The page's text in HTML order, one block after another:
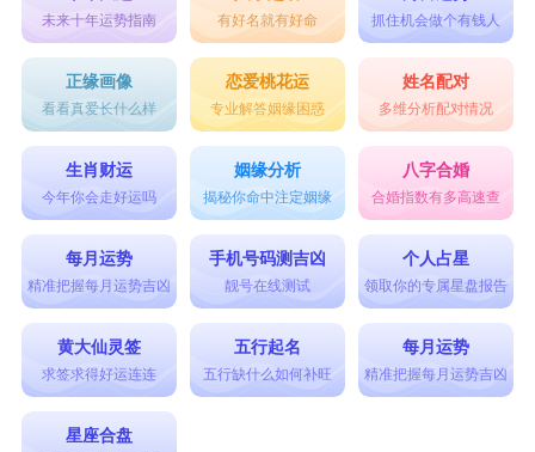
未来十年运势指南 有好名就有好命 抓住机会做个有钱人
正缘画像
看看真爱长什么样
恋爱桃花运
专业解答姻缘困惑
姓名配对
多维分析配对情况
生肖财运
今年你会走好运吗
姻缘分析
揭秘你命中注定姻缘
八字合婚
合婚指数有多高速查
每月运势
精准把握每月运势吉凶
手机号码测吉凶
靓号在线测试
个人占星
领取你的专属星盘报告
黄大仙灵签
求签求得好运连连
五行起名
五行缺什么如何补旺
每月运势
精准把握每月运势吉凶
星座合盘